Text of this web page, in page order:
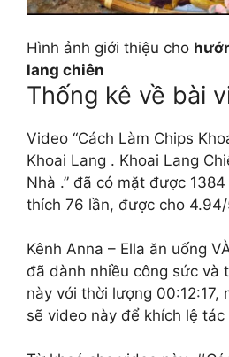
Hình ảnh giới thiệu cho
lang chiên
Thống kê về bài
Video “Cách Làm Chips
Khoai Lang . Khoai Lang
Nhà .” đã có mặt được
thích 76 lần, được cho
Kênh Anna – Ella ăn uống
đã dành nhiều công sức và
này với thời lượng 00:12:17,
sẽ video này để khích lệ tác